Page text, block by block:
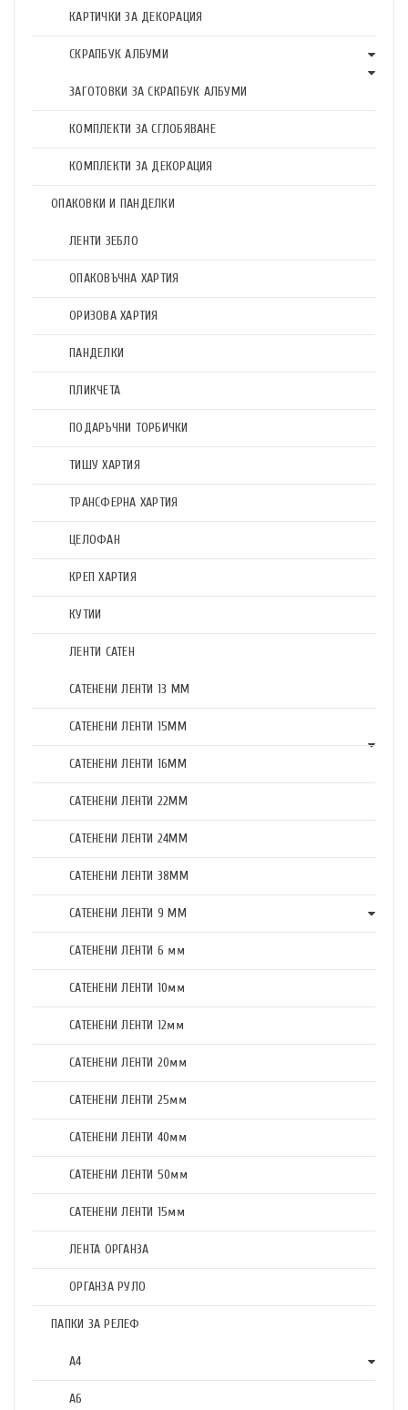
КАРТИЧКИ ЗА ДЕКОРАЦИЯ
СКРАПБУК АЛБУМИ
ЗАГОТОВКИ ЗА СКРАПБУК АЛБУМИ
КОМПЛЕКТИ ЗА СГЛОБЯВАНЕ
КОМПЛЕКТИ ЗА ДЕКОРАЦИЯ
ОПАКОВКИ И ПАНДЕЛКИ
ЛЕНТИ ЗЕБЛО
ОПАКОВЪЧНА ХАРТИЯ
ОРИЗОВА ХАРТИЯ
ПАНДЕЛКИ
ПЛИКЧЕТА
ПОДАРЪЧНИ ТОРБИЧКИ
ТИШУ ХАРТИЯ
ТРАНСФЕРНА ХАРТИЯ
ЦЕЛОФАН
КРЕП ХАРТИЯ
КУТИИ
ЛЕНТИ САТЕН
САТЕНЕНИ ЛЕНТИ 13 ММ
САТЕНЕНИ ЛЕНТИ 15ММ
САТЕНЕНИ ЛЕНТИ 16ММ
САТЕНЕНИ ЛЕНТИ 22ММ
САТЕНЕНИ ЛЕНТИ 24ММ
САТЕНЕНИ ЛЕНТИ 38ММ
САТЕНЕНИ ЛЕНТИ 9 ММ
САТЕНЕНИ ЛЕНТИ 6 мм
САТЕНЕНИ ЛЕНТИ 10мм
САТЕНЕНИ ЛЕНТИ 12мм
САТЕНЕНИ ЛЕНТИ 20мм
САТЕНЕНИ ЛЕНТИ 25мм
САТЕНЕНИ ЛЕНТИ 40мм
САТЕНЕНИ ЛЕНТИ 50мм
САТЕНЕНИ ЛЕНТИ 15мм
ЛЕНТА ОРГАНЗА
ОРГАНЗА РУЛО
ПАПКИ ЗА РЕЛЕФ
А4
А6